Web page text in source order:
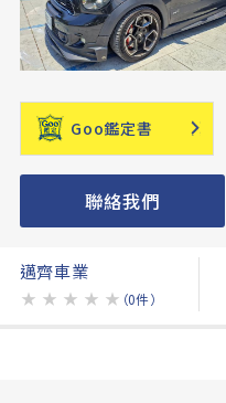
Goo鑑定書
聯絡我們
邁齊車業
★ ★ ★ ★ ★ （0件）